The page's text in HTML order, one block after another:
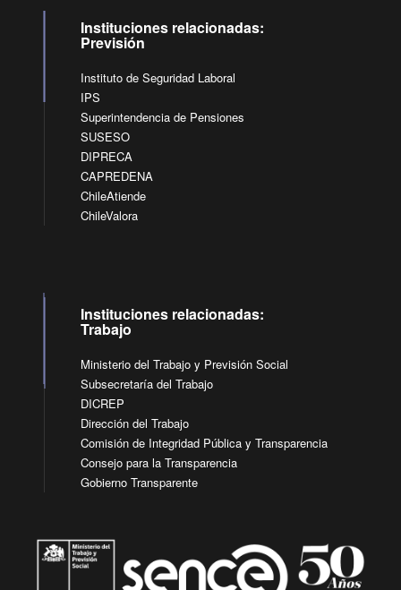
Instituciones relacionadas:
Previsión
Instituto de Seguridad Laboral
IPS
Superintendencia de Pensiones
SUSESO
DIPRECA
CAPREDENA
ChileAtiende
ChileValora
Instituciones relacionadas:
Trabajo
Ministerio del Trabajo y Previsión Social
Subsecretaría del Trabajo
DICREP
Dirección del Trabajo
Comisión de Integridad Pública y Transparencia
Consejo para la Transparencia
Gobierno Transparente